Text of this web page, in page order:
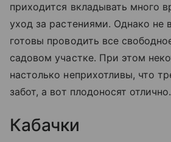
приходится вкладывать много
уход за растениями. Однако не
готовы проводить все
садовом участке. При этом
настолько неприхотливы, что
забот, а вот плодоносят отлично.
Кабачки